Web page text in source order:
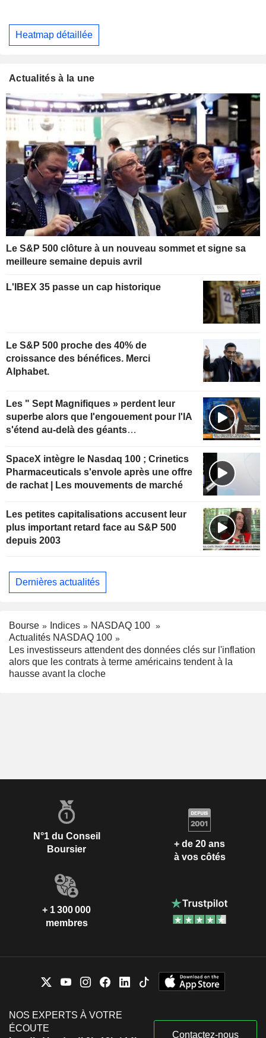
Heatmap détaillée
Actualités à la une
Le S&P 500 clôture à un nouveau sommet et signe sa
meilleure semaine depuis avril
L'IBEX 35 passe un cap historique
Le S&P 500 proche des 40% de
croissance des bénéfices. Merci
Alphabet.
Les " Sept Magnifiques » perdent leur
superbe alors que l'engouement pour l'IA
s'étend au-delà des géants
SpaceX intègre le Nasdaq 100 ; Crinetics
Pharmaceuticals s'envole après une offre
de rachat | Les mouvements de marché
Les petites capitalisations accusent leur
plus important retard face au S&P 500
depuis 2003
Dernières actualités
Bourse Indices
NASDAQ 100
Actualités NASDAQ 100
Les investisseurs attendent des données clés sur l'inflation
alors que les contrats à terme américains tendent à la
hausse avant la cloche
N°1 du Conseil
Boursier
+ de 20 ans
à vos côtés
+ 1 300 000
membres
NOS EXPERTS À VOTRE
ÉCOUTE
Contactez-nous